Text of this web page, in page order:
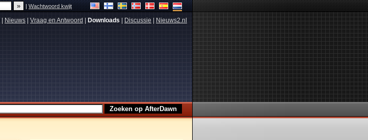
|Wachtwoord kwijt
Nieuws Vraag en Antwoord Downloads Discussie Nieuws2.nl